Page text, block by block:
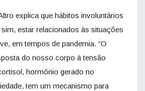
explica que hábitos involuntários
estar relacionados às situações
em tempos de pandemia. “O
do nosso corpo à tensão
hormônio gerado no
tem um mecanismo para